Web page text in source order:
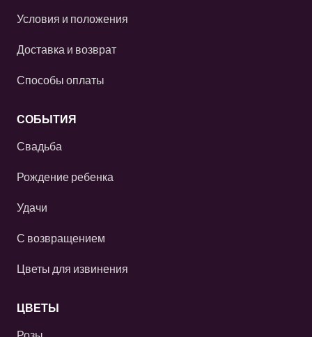
Условия и положения
Доставка и возврат
Способы оплаты
СОБЫТИЯ
Свадьба
Рождение ребенка
Удачи
С возвращением
Цветы для извинения
ЦВЕТЫ